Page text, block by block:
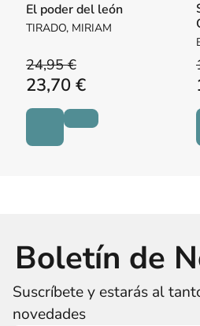
El poder del león
TIRADO, MIRIAM
24,95 €
23,70 €
Boletín de
Suscríbete y estarás al
novedades